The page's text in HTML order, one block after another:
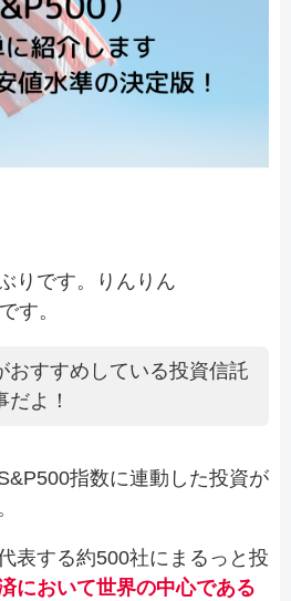
りです。りんりん
す。
おすすめしている投資信託
よ！
指数に連動した投資が
表する約500社にまるっと投
において世界の中心である